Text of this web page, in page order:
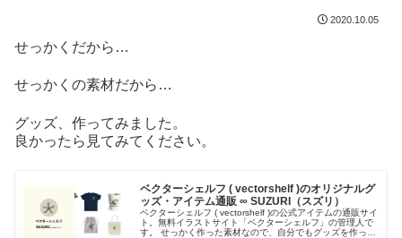
2020.10.05
せっかくだから…
せっかくの素材だから…
グッズ、作ってみました。
良かったら見てみてください。
ベクターシェルフ ( vectorshelf )のオリジナルグ
ッズ・アイテム通販 ∞ SUZURI（スズリ）
ベクターシェルフ ( vectorshelf )の公式アイテムの通販サイ
ト。無料イラストサイト「ベクターシェルフ」の管理人で
す。 せっかく作った素材なので、自分でもグッズを作って